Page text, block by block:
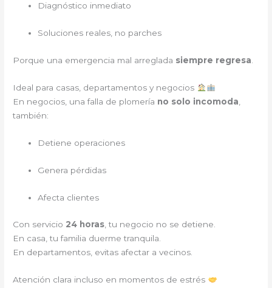
Diagnóstico inmediato
Soluciones reales, no parches
Porque una emergencia mal arreglada siempre regresa
Ideal para casas, departamentos y negocios
En negocios, una falla de plomería no solo incomoda
también:
Detiene operaciones
Genera pérdidas
Afecta clientes
Con servicio 24 horas, tu negocio no se detiene.
En casa, tu familia duerme tranquila.
En departamentos, evitas afectar a vecinos.
Atención clara incluso en momentos de estrés